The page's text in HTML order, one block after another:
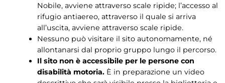
Nobile, avviene attraverso scale ripide; l’accesso al
rifugio antiaereo, attraverso il quale si arriva
all’uscita, avviene attraverso scale ripide.
Nessuno può visitare il sito autonomamente, né
allontanarsi dal proprio gruppo lungo il percorso.
Il sito non è accessibile per le persone con
disabilità motoria.È in preparazione un video